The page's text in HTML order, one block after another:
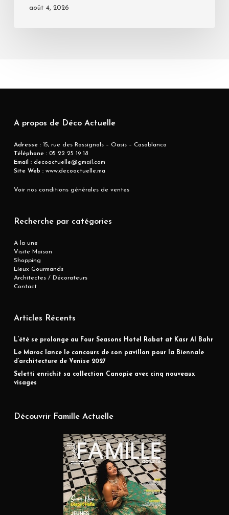
août 4, 2026
A propos de Déco Actuelle
Adresse : 15, rue des Rossignols – Oasis – Casablanca
Téléphone :05 22 25 19 18
Email :decoactuelle@gmail.com
Site Web :www.decoactuelle.ma
Voir nos conditions générales de ventes
Recherche par catégories
A la une
Visite Maison
Shopping
Lieux Gourmands
Architectes / Décorateurs
Contact
Articles Récents
L’été se prolonge au Four Seasons Hotel Rabat at Kasr Al Bahr
Le Maroc lance le concours de son pavillon pour la Biennale
d’architecture de Venise 2027
Seletti enrichit sa collection Canopie avec cinq nouveaux
visages
Découvrir Famille Actuelle